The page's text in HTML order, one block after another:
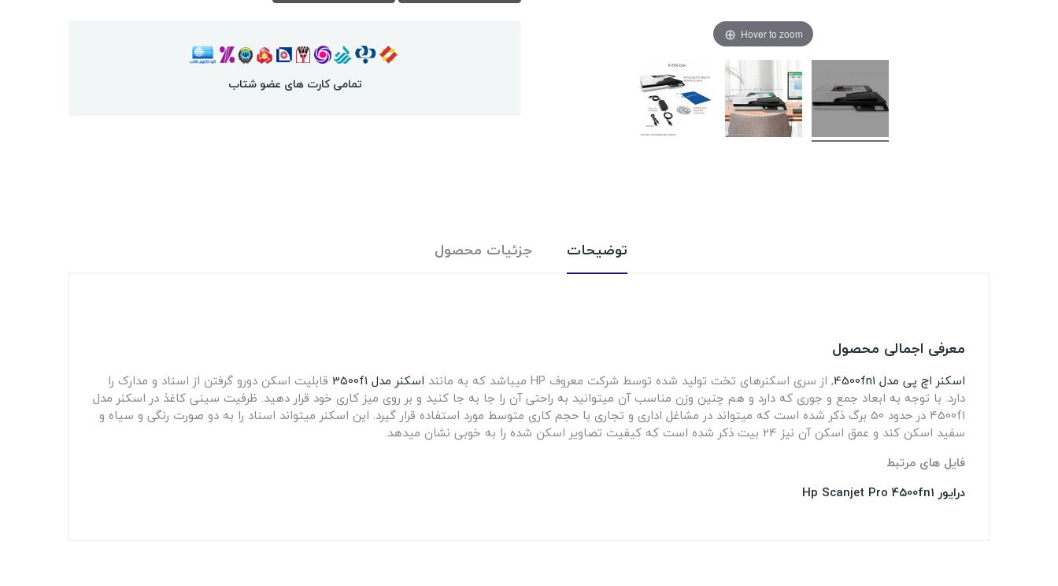
Hover to zoom
تمامی کارت های عضو شتاب
توضیحات جزئیات محصول
معرفی اجمالی محصول
اسکنر اچ پی مدل 4500fn1 , از سری اسکنرهای تخت تولید شده توسط شرکت معروف HP میباشد که به مانند اسکنر مدل 3500f1
قابلیت اسکن دورو گرفتن از اسناد و مدارک را
دارد. با توجه به ابعاد جمع و جوری که دارد و هم چنین وزن مناسب آن میتوانید به راحتی آن را جا به جا کنید و بر روی میز کاری خود قرار دهید. ظرفیت سینی کاغذ در اسکنر مدل
4500f1 در حدود 50 برگ ذکر شده است که میتواند در مشاغل اداری و تجاری با حجم کاری متوسط مورد استفاده قرار گیرد. این اسکنر میتواند اسناد را به دو صورت رنگی و سیاه و
سفید اسکن کند و عمق اسکن آن نیز 24 بیت ذکر شده است که کیفیت تصاویر اسکن شده را به خوبی نشان میدهد.
فایل های مرتبط
درایور Hp Scanjet Pro 4500fn1